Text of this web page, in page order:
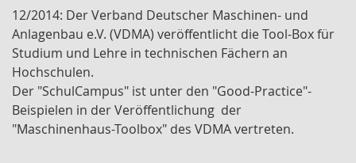
12/2014: Der Verband Deutscher Maschinen- und
Anlagenbau e.V. (VDMA) veröffentlicht die Tool-Box für
Studium und Lehre in technischen Fächern an
Hochschulen.
Der "SchulCampus" ist unter den "Good-Practice"-
Beispielen in der Veröffentlichung der
"Maschinenhaus-Toolbox" des VDMA vertreten.